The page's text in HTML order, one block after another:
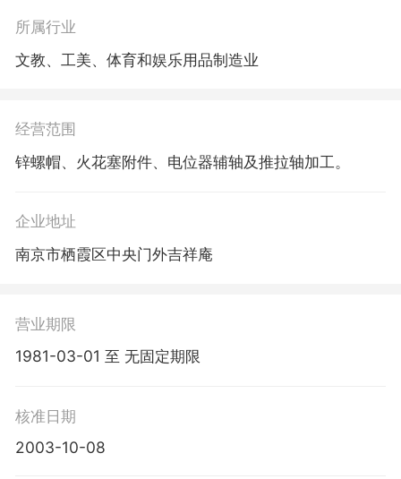
所属行业
文教、工美、体育和娱乐用品制造业
经营范围
锌螺帽、火花塞附件、电位器辅轴及推拉轴加工。
企业地址
南京市栖霞区中央门外吉祥庵
营业期限
1981-03-01 至 无固定期限
核准日期
2003-10-08